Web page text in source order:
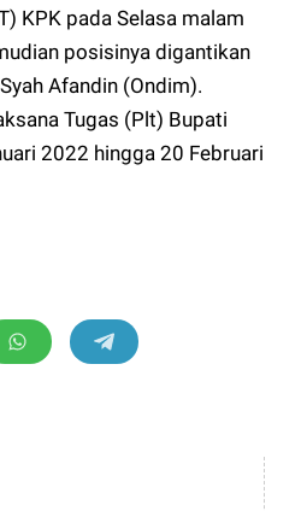
KPK pada Selasa malam
posisinya digantikan
Afandin (Ondim).
Tugas (Plt) Bupati
2022 hingga 20 Februari